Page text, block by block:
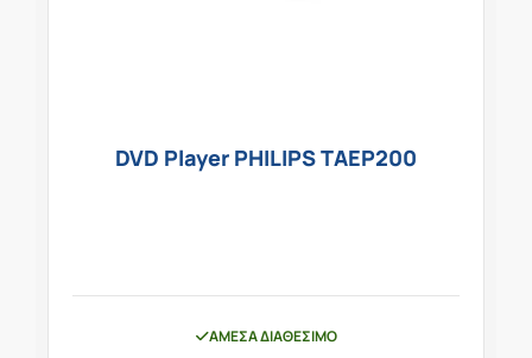
DVD Player PHILIPS TAEP200
ΆΜΕΣΑ ΔΙΑΘΈΣΙΜΟ